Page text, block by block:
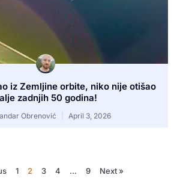
iz Zemljine orbite, niko nije otišao
zadnjih 50 godina!
Obrenović April 3, 2026
1 2 3 4 … 9 Next »